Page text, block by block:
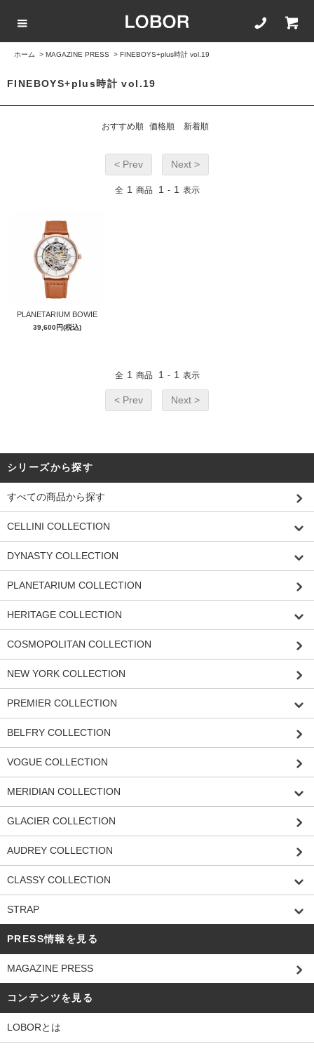
ROSEGOLD
BLUE
SILVER
ホーム > MAGAZINE PRESS > FINEBOYS+plus時計 vol.19
FINEBOYS+plus時計 vol.19
おすすめ順 価格順 新着順
< Prev Next >
全 1 商品 1 - 1 表示
PLANETARIUM BOWIE
39,600円(税込)
全 1 商品 1 - 1 表示
< Prev Next >
シリーズから探す
すべての商品から探す
CELLINI COLLECTION
DYNASTY COLLECTION
PLANETARIUM COLLECTION
HERITAGE COLLECTION
COSMOPOLITAN COLLECTION
NEW YORK COLLECTION
PREMIER COLLECTION
BELFRY COLLECTION
VOGUE COLLECTION
MERIDIAN COLLECTION
GLACIER COLLECTION
AUDREY COLLECTION
CLASSY COLLECTION
STRAP
PRESS情報を見る
MAGAZINE PRESS
コンテンツを見る
LOBORとは